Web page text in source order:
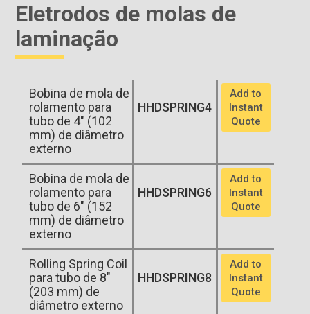
Eletrodos de molas de
laminação
Bobina de mola de
rolamento para
tubo de 4" (102
mm) de diâmetro
externo
HHDSPRING4
Add to
Instant
Quote
Bobina de mola de
rolamento para
tubo de 6" (152
mm) de diâmetro
externo
HHDSPRING6
Add to
Instant
Quote
HHDSPRING8
Add to
Instant
Quote
Rolling Spring Coil
para tubo de 8"
(203 mm) de
diâmetro externo